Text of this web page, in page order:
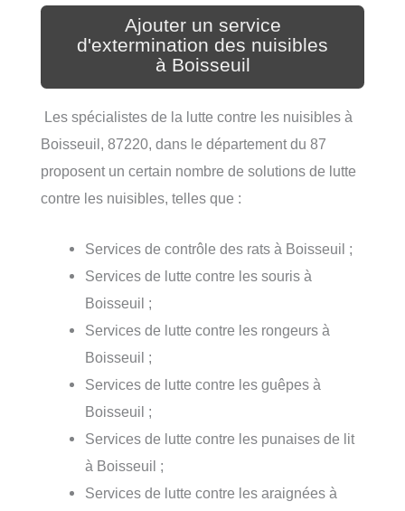
Ajouter un service
d'extermination des nuisibles
à Boisseuil
Les spécialistes de la lutte contre les nuisibles à
Boisseuil, 87220, dans le département du 87
proposent un certain nombre de solutions de lutte
contre les nuisibles, telles que :
Services de contrôle des rats à Boisseuil ;
Services de lutte contre les souris à
Boisseuil ;
Services de lutte contre les rongeurs à
Boisseuil ;
Services de lutte contre les guêpes à
Boisseuil ;
Services de lutte contre les punaises de lit
à Boisseuil ;
Services de lutte contre les araignées à